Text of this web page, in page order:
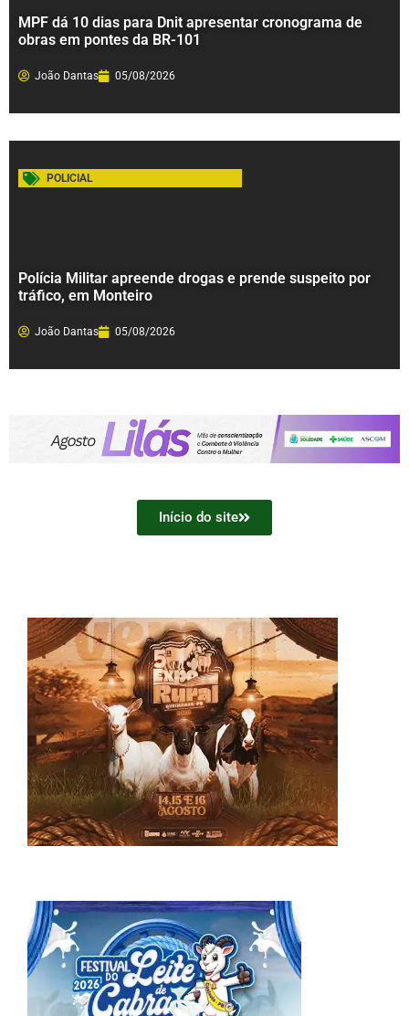
MPF dá 10 dias para Dnit apresentar cronograma de
obras em pontes da BR-101
João Dantas 05/08/2026
POLICIAL
Polícia Militar apreende drogas e prende suspeito por
tráfico, em Monteiro
João Dantas 05/08/2026
Início do site